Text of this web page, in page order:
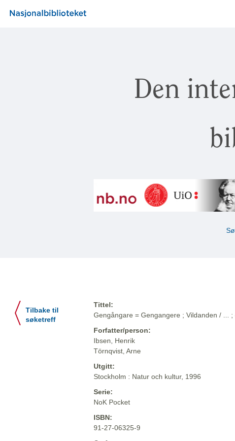
Den
Tilbake til
søketreff
Tittel:
Gengångare = Gengangere ; Vildanden / ...
Forfatter/person:
Ibsen, Henrik
Törnqvist, Arne
Utgitt:
Stockholm : Natur och kultur, 1996
Serie:
NoK Pocket
ISBN:
91-27-06325-9